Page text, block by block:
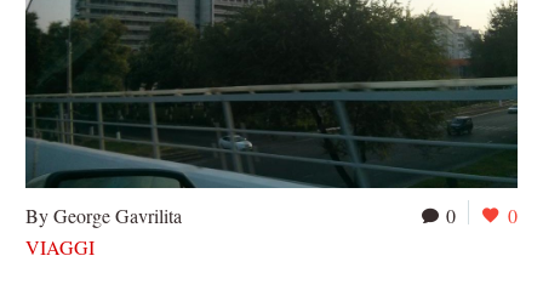
0 0
By George Gavrilita
VIAGGI